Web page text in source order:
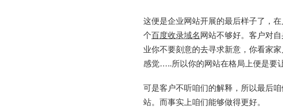
这便是企业网站开展的最后样子了，
个百度收录域名 网站不够好。客户对
业你不要刻意的去寻求新意，你看家
感觉…..所以你的网站在格局上便是要
可是客户不听咱们的解释，所以最后
站。而事实上咱们能够做得更好。